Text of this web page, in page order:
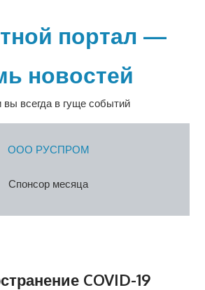
портал —
новостей
всегда в гуще событий
ООО РУСПРОМ
Спонсор месяца
COVID-19